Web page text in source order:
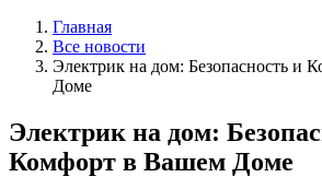
Главная
Все новости
Электрик на дом: Безопасность и
Доме
Электрик на дом:
Комфорт в Вашем Доме